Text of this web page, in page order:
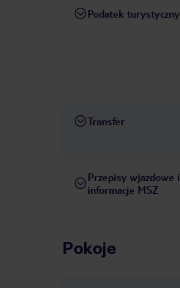
Podatek turystyczny
Transfer
Przepisy wjazdowe i
informacje MSZ
Pokoje